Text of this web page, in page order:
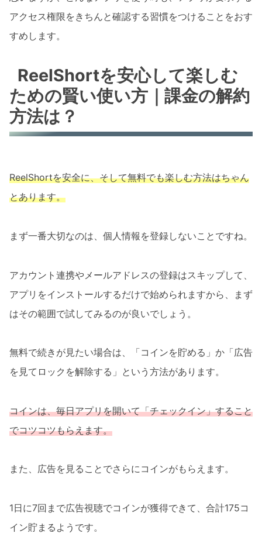
アクセス権限をきちんと確認する習慣をつけることをおす
すめします。
ReelShortを安心して楽しむ
ための賢い使い方｜課金の解約
方法は？
ReelShortを安全に、そして無料でも楽しむ方法はちゃん
とあります。
まず一番大切なのは、個人情報を登録しないことですね。
アカウント連携やメールアドレスの登録はスキップして、
アプリをインストールするだけで始められますから、まず
はその範囲で試してみるのが良いでしょう。
無料で続きが見たい場合は、「コインを貯める」か「広告
を見てロックを解除する」という方法があります。
コインは、毎日アプリを開いて「チェックイン」すること
でコツコツもらえます。
また、広告を見ることでさらにコインがもらえます。
1日に7回まで広告視聴でコインが獲得できて、合計175コ
イン貯まるようです。